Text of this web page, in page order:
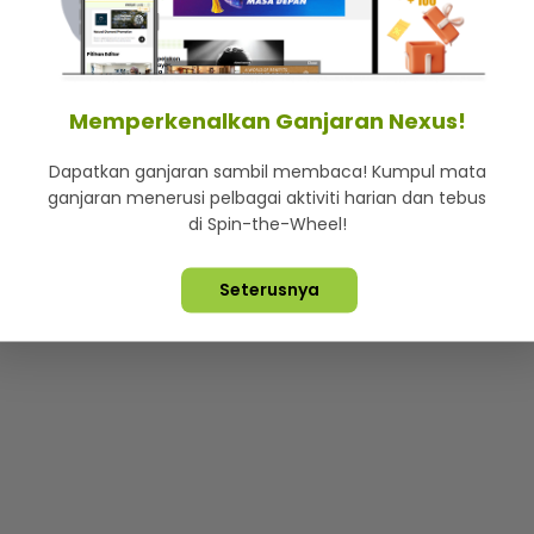
Lebih hot, viral dan sensasi
Terpelihara © 2026. Star Media Group Berhad [197101000523
Memperkenalkan Ganjaran Nexus!
Dapatkan ganjaran sambil membaca! Kumpul mata
ganjaran menerusi pelbagai aktiviti harian dan tebus
di Spin-the-Wheel!
Seterusnya